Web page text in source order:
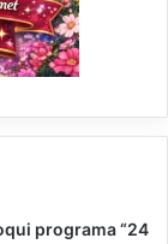
programa “24